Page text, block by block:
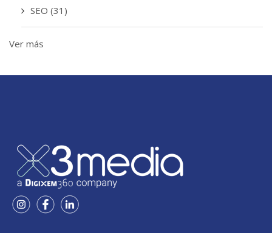
SEO (31)
Ver más